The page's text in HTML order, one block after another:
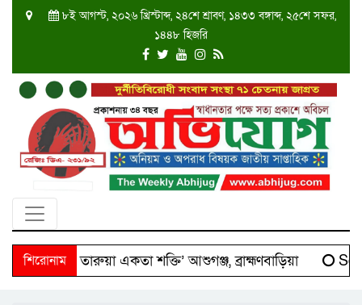
৮ই আগস্ট, ২০২৬ খ্রিস্টাব্দ, ২৪শে শ্রাবণ, ১৪৩৩ বঙ্গাব্দ, ২৫শে সফর,
১৪৪৮ হিজরি
শিরোনাম
‘দক্ষিণ তারুয়া একতা শক্তি’ আশুগঞ্জ, ব্রাহ্মণবাড়িয়া